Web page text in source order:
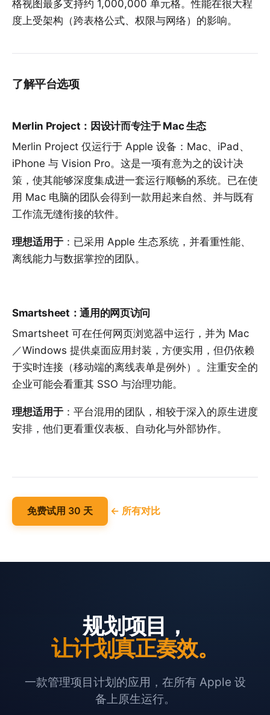
格视图最多支持约 1,000,000 单元格。性能在很大程
度上受架构（跨表格公式、权限与网络）的影响。
了解平台选项
Merlin Project：因设计而专注于 Mac 生态
Merlin Project 仅运行于 Apple 设备：Mac、iPad、
iPhone 与 Vision Pro。这是一项有意为之的设计决
策，使其能够深度集成进一套运行顺畅的系统。已在使
用 Mac 电脑的团队会得到一款用起来自然、并与既有
工作流无缝衔接的软件。
理想适用于 ：已采用 Apple 生态系统，并看重性能、
离线能力与数据掌控的团队。
Smartsheet：通用的网页访问
Smartsheet 可在任何网页浏览器中运行，并为 Mac
／Windows 提供桌面应用封装，方便实用，但仍依赖
于实时连接（移动端的离线表单是例外）。注重安全的
企业可能会看重其 SSO 与治理功能。
理想适用于 ：平台混用的团队，相较于深入的原生进度
安排，他们更看重仪表板、自动化与外部协作。
免费试用 30 天 ← 所有对比
规划项目，
让计划真正奏效。
一款管理项目计划的应用，在所有 Apple 设
备上原生运行。